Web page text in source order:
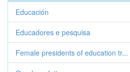
Educación
Educadores e pesquisa
Female presidents of education tr...